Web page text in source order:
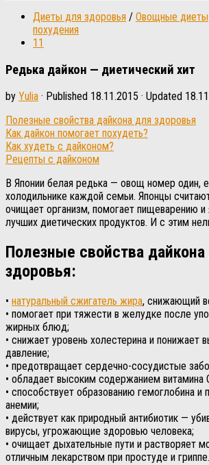
Диеты для здоровья / Овощные диеты
похудения
11
Редька дайкон — диетический хит
by Yulia · Published 18.11.2015 · Updated
Полезные свойства дайкона для здоровья
Как дайкон помогает похудеть?
Как худеть с дайконом?
Рецепты с дайконом
В Японии белая редька — овощ номер один,
холодильнике каждой семьи. Японцы
очищает организм, помогает пищеварению и
лучших диетических продуктов. И с этим
Полезные свойства
здоровья:
• натуральный сжигатель жира, снижающий
• помогает при тяжести в желудке после
жирных блюд;
• снижает уровень холестерина и понижает
давление;
• предотвращает сердечно-сосудистые
• обладает высоким содержанием витамина
• способствует образованию гемоглобина и
анемии;
• действует как природный антибиотик —
вирусы, угрожающие здоровью человека;
• очищает дыхательные пути и растворяет
отличным лекарством при простуде и гриппе.